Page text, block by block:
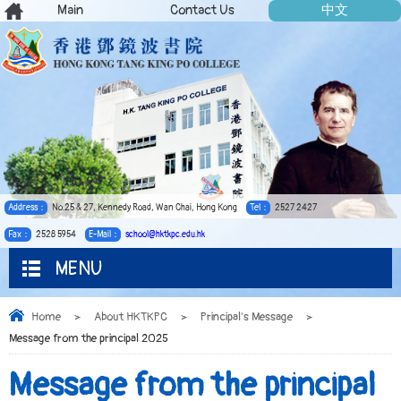
Address： No.25 & 27, Kennedy Road, Wan Chai, Hong Kong Tel： 2527 2427
Fax： 2528 5954 E-Mail： school@hktkpc.edu.hk
中文
Contact Us
Main
MENU
Home > About HKTKPC > Principal's Message
>
Message from the principal 2025
Message from the principal